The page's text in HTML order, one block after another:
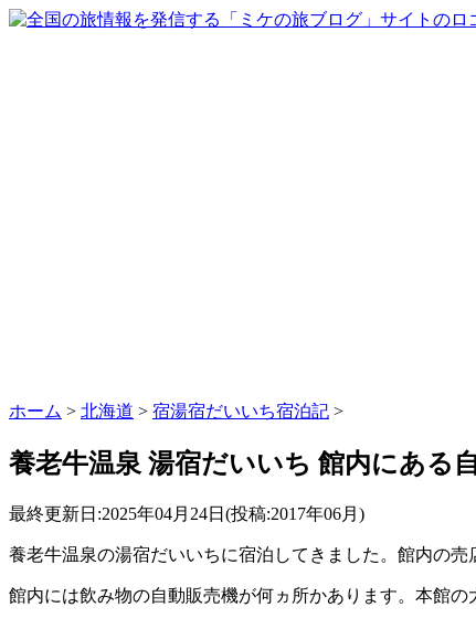
ホーム > 北海道 > 宿湯宿だいいち宿泊記 >
養老牛温泉 湯宿だいいち 館内にある
最終更新日:2025年04月24日(投稿:2017年06月)
養老牛温泉の湯宿だいいちに宿泊してきました。館内の売
館内には飲み物の自動販売機が何ヵ所かあります。本館の